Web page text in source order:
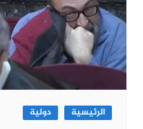
الرئيسية دولية